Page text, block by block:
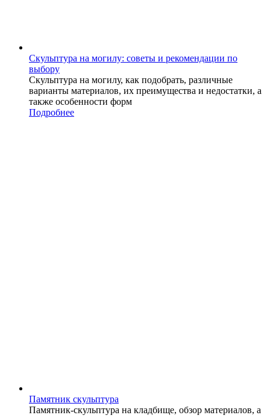
Скульптура на могилу: советы и рекомендации по
выбору
Скульптура на могилу, как подобрать, различные
варианты материалов, их преимущества и недостатки, а
также особенности форм
Подробнее
Памятник скульптура
Памятник-скульптура на кладбище, обзор материалов, а